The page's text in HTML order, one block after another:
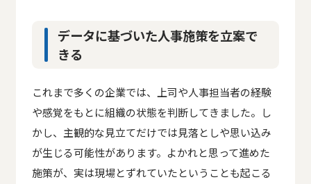
データに基づいた人事施策を立案で
きる
これまで多くの企業では、上司や人事担当者の経験
や感覚をもとに組織の状態を判断してきました。し
かし、主観的な見立てだけでは見落としや思い込み
が生じる可能性があります。よかれと思って進めた
施策が、実は現場とずれていたということも起こる